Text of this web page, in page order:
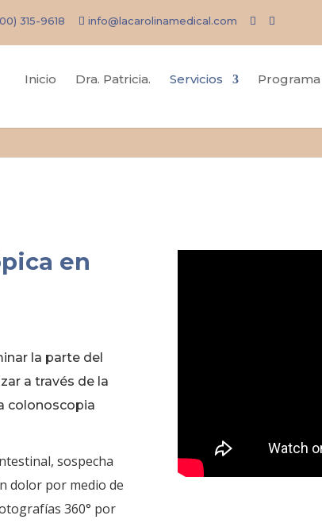
315-9618 info@lacarolinamedical.com
Inicio Dra. Patricia. Servicios Programa
en
la parte del
a través de la
colonoscopia
sospecha
dolor por medio de
360° por